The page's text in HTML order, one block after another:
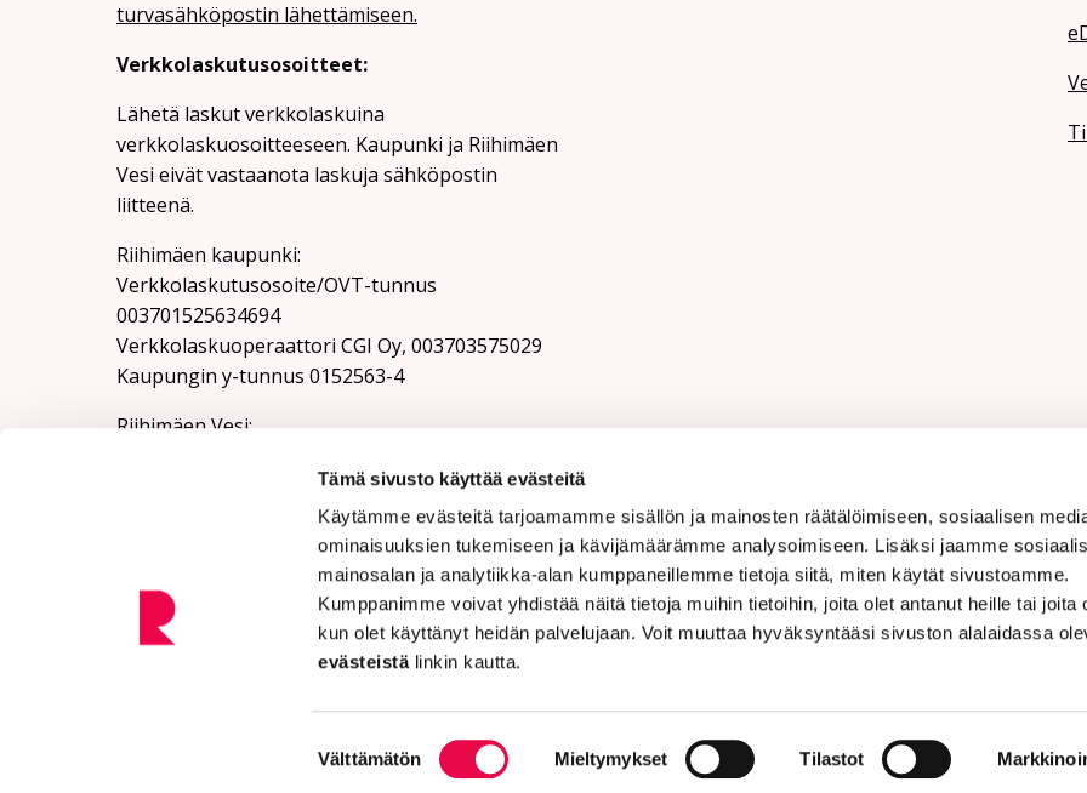
Tämä sivusto käyttää evästeitä
Käytämme evästeitä tarjoamamme sisällön ja mainosten räätälöimiseen, sosiaalisen
ominaisuuksien tukemiseen ja kävijämäärämme analysoimiseen. Lisäksi jaamme
mainosalan ja analytiikka-alan kumppaneillemme tietoja siitä, miten käytät sivustoamme.
Kumppanimme voivat yhdistää näitä tietoja muihin tietoihin, joita olet antanut heille tai joita
kun olet käyttänyt heidän palvelujaan. Voit muuttaa hyväksyntääsi sivuston alalaidassa
evästeistä linkin kautta.
valinta
Välttämätön Mieltymykset Tilastot
turvasähköpostin lähettämiseen.
Verkkolaskutusosoitteet:
Lähetä laskut verkkolaskuina
verkkolaskuosoitteeseen. Kaupunki ja Riihimäen
Vesi eivät vastaanota laskuja sähköpostin
liitteenä.
Riihimäen kaupunki:
Verkkolaskutusosoite/OVT-tunnus
003701525634694
Verkkolaskuoperaattori CGI Oy, 003703575029
Kaupungin y-tunnus 0152563-4
Rii­hi­mäen Vesi:
Verkkolaskuoperaattori CGI Oy, 003703575029
Riihimäen Veden y-tunnus 0152563-4
Saavutettavuusseloste Tietoa evästeistä